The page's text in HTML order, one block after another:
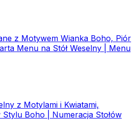
z Motywem Wianka Boho, Piór
Menu na Stół Weselny | Menu
z Motylami i Kwiatami,
Stylu Boho | Numeracja Stołów